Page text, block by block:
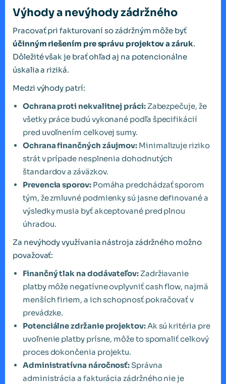
Výhody a nevýhody zádržného
Pracovať pri fakturovaní so zádržným môže byť
účinným riešením pre správu projektov a záruk.
Dôležité však je brať ohľad aj na potencionálne
úskalia a riziká.
Medzi výhody patrí:
Ochrana proti nekvalitnej práci:Zabezpečuje, že
všetky práce budú vykonané podľa špecifikácií
pred uvoľnením celkovej sumy.
Ochrana finančných záujmov: Minimalizuje riziko
strát v prípade nesplnenia dohodnutých
štandardov a záväzkov.
Prevencia sporov:Pomáha predchádzať sporom
tým, že zmluvné podmienky sú jasne definované a
výsledky musia byť akceptované pred plnou
úhradou.
Za nevýhody využívania nástroja zádržného možno
považovať:
Finančný tlak na dodávateľov:Zadržiavanie
platby môže negatívne ovplyvniť cash flow, najmä
menších firiem, a ich schopnosť pokračovať v
prevádzke.
Potenciálne zdržanie projektov:Ak sú kritéria pre
uvoľnenie platby prísne, môže to spomaliť celkový
proces dokončenia projektu.
Administratívna náročnosť: Správna
administrácia a fakturácia zádržného nie je